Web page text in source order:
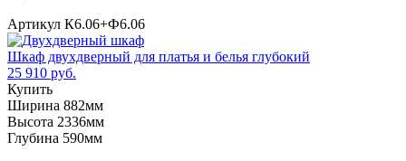
Артикул К6.06+Ф6.06
Шкаф двухдверный для платья и белья глубокий
25 910 руб.
Купить
Ширина 882мм
Высота 2336мм
Глубина 590мм